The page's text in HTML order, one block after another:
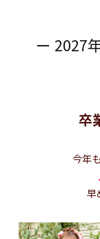
ー 2027
卒
今年
早